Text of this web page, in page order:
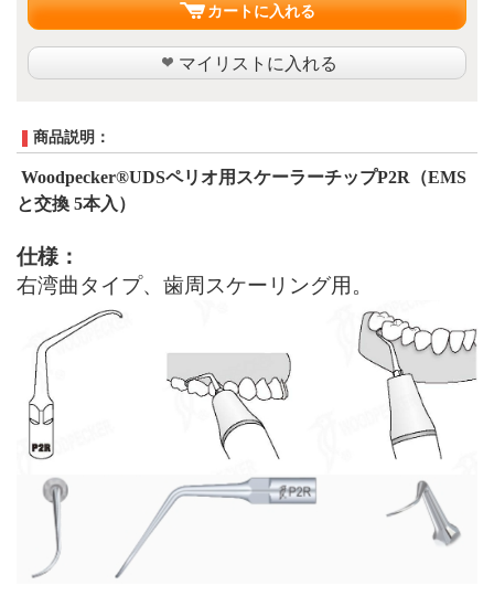
カートに入れる
マイリストに入れる
商品説明：
Woodpecker®UDSペリオ用スケーラーチップP2R （EMS
と交換 5本入）
仕様：
右湾曲タイプ、歯周スケーリング用。